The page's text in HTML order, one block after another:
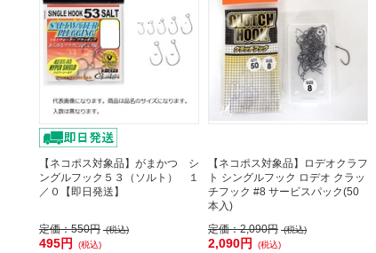
【ネコポス対象品】がまかつ シ
ングルフック５３（ソルト） １
／０【即日発送】
定価：550円 (税込)
495円 (税込)
【ネコポス対象品】ロデオクラフ
ト シングルフック ロデオ クラッ
チフック #8 サービスパック(50
本入)
定価：2,090円 (税込)
2,090円 (税込)